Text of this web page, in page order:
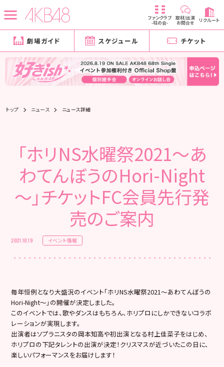
ファンクラブ
-柱の会-
取材/出演
お問合せ リクルート
劇場ガイド スケジュール チケット
トップ ニュース ニュース詳細
「ホリNS水曜祭2021～あ
わてんぼうのHori-Night
～」チケットFC会員先行発
売のご案内
2021.10.19 イベント情報
毎年恒例となり大盛況のイベント「ホリNS水曜祭2021～あわてんぼうの
Hori-Night～」の開催が決定しました。
このイベントでは、歌やダンスはもちろん、ホリプロにしかできないコラボ
レーションが実現します。
出演者はソプラニスタの岡本知高や初出演となる村上佳菜子をはじめ、
ホリプロの下記タレントの出演が決定！クリスマスが近づいたこの日に、
楽しいパフォーマンスをお届けします！